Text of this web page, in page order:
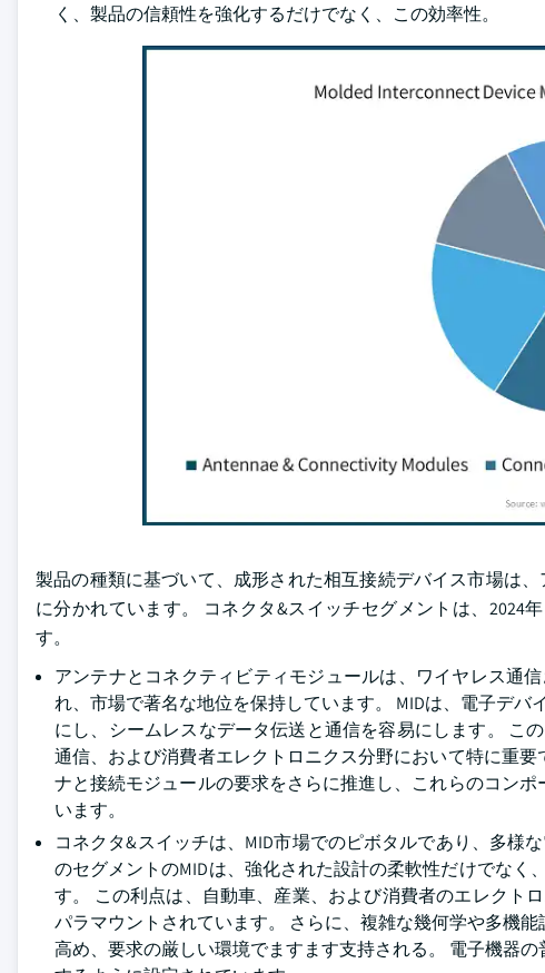
く、製品の信頼性を強化するだけでなく、この効率性。
製品の種類に基づいて、成形された相互接続デバイス市場は
に分かれています。 コネクタ&スイッチセグメントは、2024
す。
アンテナとコネクティビティモジュールは、ワイヤレス通
れ、市場で著名な地位を保持しています。 MIDは、電子デ
にし、シームレスなデータ伝送と通信を容易にします。 こ
通信、および消費者エレクトロニクス分野において特に重
ナと接続モジュールの要求をさらに推進し、これらのコン
います。
コネクタ&スイッチは、MID市場でのピボタルであり、多様
のセグメントのMIDは、強化された設計の柔軟性だけでな
す。 この利点は、自動車、産業、および消費者のエレクト
パラマウントされています。 さらに、複雑な幾何学や多機
高め、要求の厳しい環境でますます支持される。 電子機器